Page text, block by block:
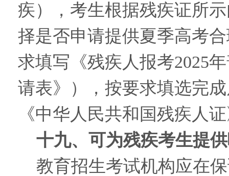
疾），考生根据残疾证所
择是否申请提供夏季高考
求填写《残疾人报考2025
请表》），按要求填选完
《中华人民共和国残疾人
十九、可为残疾考生提
教育招生考试机构应在